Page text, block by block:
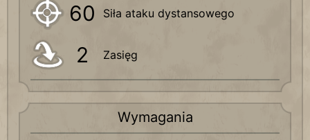
60 Siła ataku dystansowego
2 Zasięg
Wymagania